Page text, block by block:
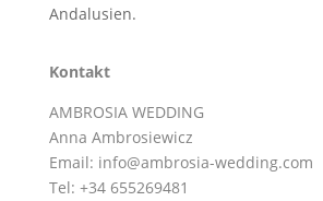
Andalusien.
Kontakt
AMBROSIA WEDDING
Anna Ambrosiewicz
Email: info@ambrosia-wedding.com
Tel: +34 655269481